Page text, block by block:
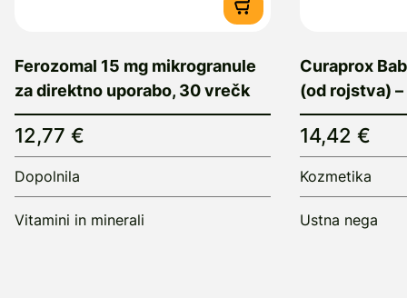
Ferozomal 15 mg mikrogranule
za direktno uporabo, 30 vrečk
12,77 €
Dopolnila
Vitamini in minerali
Curaprox
(od rojstva) –
14,42 €
Kozmetika
Ustna nega